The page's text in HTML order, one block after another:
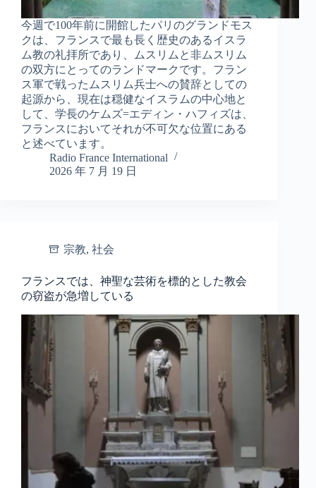
今週で100年前に開館したパリのグランドモス
クは、フランスで最も長く歴史のあるイスラ
ム教の礼拝所であり、ムスリムと非ムスリム
の双方にとってのランドマークです。フラン
ス軍で戦ったムスリム兵士への賛辞としての
起源から、現在は穏健なイスラムの中心地と
して、学長のケムズ=エディン・ハフィズは、
フランスにおいてそれが不可欠な位置にある
と述べています。
Radio France International
2026 年 7 月 19 日
宗教, 社会
フランスでは、神聖な芸術を標的とした教会
の窃盗が急増している